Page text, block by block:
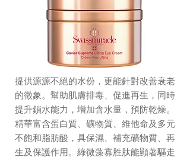
提供源源不絕的水份，更能針對改善衰老
的徵象。幫助肌膚排毒、促進再生，同時
提升鎖水能力，增加含水量，預防乾燥。
精華富含蛋白質、礦物質、維他命及多元
不飽和脂肪酸，具保濕、補充礦物質、再
生及保護作用。綠微藻寡胜肽能顯著驅走